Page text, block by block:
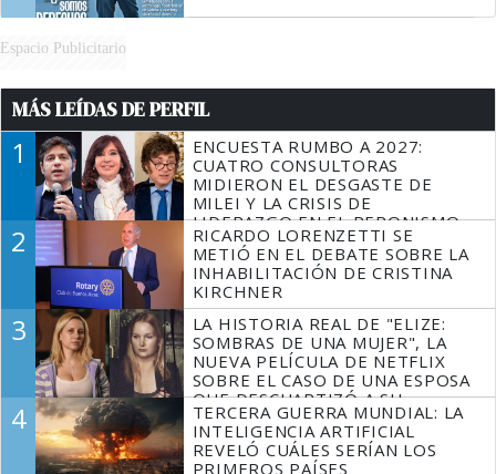
Espacio Publicitario
MÁS LEÍDAS DE PERFIL
1
ENCUESTA RUMBO A 2027:
CUATRO CONSULTORAS
MIDIERON EL DESGASTE DE
MILEI Y LA CRISIS DE
LIDERAZGO EN EL PERONISMO
2
RICARDO LORENZETTI SE
METIÓ EN EL DEBATE SOBRE LA
INHABILITACIÓN DE CRISTINA
KIRCHNER
3
LA HISTORIA REAL DE "ELIZE:
SOMBRAS DE UNA MUJER", LA
NUEVA PELÍCULA DE NETFLIX
SOBRE EL CASO DE UNA ESPOSA
QUE DESCUARTIZÓ A SU
MARIDO
4
TERCERA GUERRA MUNDIAL: LA
INTELIGENCIA ARTIFICIAL
REVELÓ CUÁLES SERÍAN LOS
PRIMEROS PAÍSES